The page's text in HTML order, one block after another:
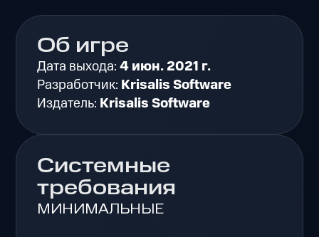
Об игре
Дата выхода:4 июн. 2021 г.
Разработчик: Krisalis Software
Издатель: Krisalis Software
Системные
требования
МИНИМАЛЬНЫЕ